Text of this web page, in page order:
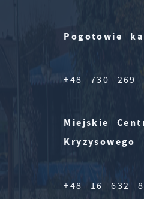
Pogotowie
+48 730 269
Miejskie
Kryzysowego
+48 16 632